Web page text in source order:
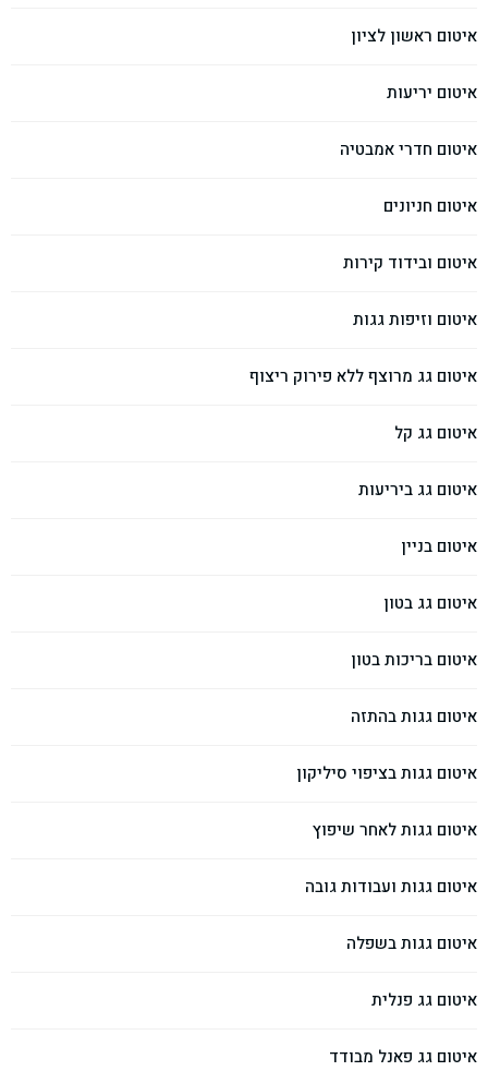
איטום ראשון לציון
איטום יריעות
איטום חדרי אמבטיה
איטום חניונים
איטום ובידוד קירות
איטום וזיפות גגות
איטום גג מרוצף ללא פירוק ריצוף
איטום גג קל
איטום גג ביריעות
איטום בניין
איטום גג בטון
איטום בריכות בטון
איטום גגות בהתזה
איטום גגות בציפוי סיליקון
איטום גגות לאחר שיפוץ
איטום גגות ועבודות גובה
איטום גגות בשפלה
איטום גג פנלית
איטום גג פאנל מבודד